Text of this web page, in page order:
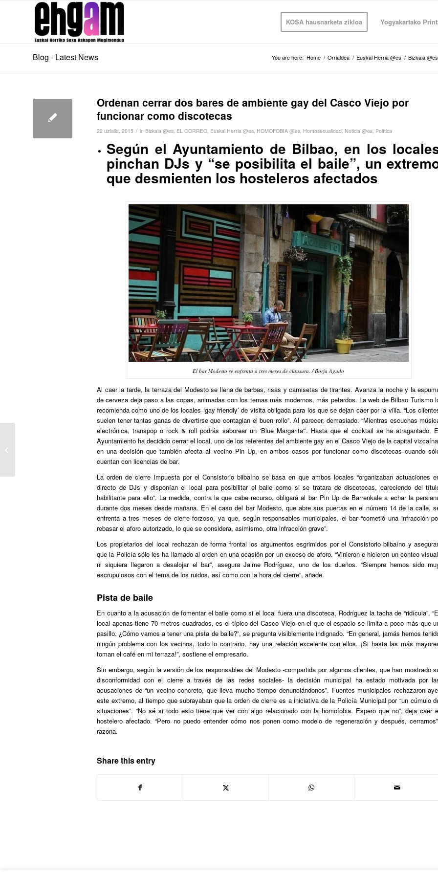
KOSA hausnarketa zikloa Yogyakartako
Blog - Latest News You are here: Home / Orrialdea / Euskal Herria @es / Bizkaia @es
Ordenan cerrar dos bares de ambiente gay del Casco Viejo por
funcionar como discotecas
22 uztaila, 2015 / in Bizkaia @es, EL CORREO, Euskal Herria @es, HOMOFOBIA @es, Homosexualidad, Noticia @es, Política
Según el Ayuntamiento de Bilbao, en los
pinchan DJs y “se posibilita el baile”, un
que desmienten los hosteleros afectados
El bar Modesto se enfrenta a tres meses de clausura. / Borja Agudo
Al caer la tarde, la terraza del Modesto se llena de barbas, risas y camisetas de tirantes. Avanza la noche y la
de cerveza deja paso a las copas, animadas con los temas más modernos, más petardos. La web de Bilbao Turismo
recomienda como uno de los locales ‘gay friendly’ de visita obligada para los que se dejan caer por la villa. “Los
suelen tener tantas ganas de divertirse que contagian el buen rollo”. Al parecer, demasiado. “Mientras escuchas
electrónica, transpop o rock & roll podrás saborear un ‘Blue Margarita'”. Hasta que el cocktail se ha atragantado.
Ayuntamiento ha decidido cerrar el local, uno de los referentes del ambiente gay en el Casco Viejo de la capital
en una decisión que también afecta al vecino Pin Up, en ambos casos por funcionar como discotecas cuando
cuentan con licencias de bar.
La orden de cierre impuesta por el Consistorio bilbaíno se basa en que ambos locales “organizaban actuaciones
directo de DJs y disponían el local para posibilitar el baile como si se tratara de discotecas, careciendo del
habilitante para ello”. La medida, contra la que cabe recurso, obligará al bar Pin Up de Barrenkale a echar la
durante dos meses desde mañana. En el caso del bar Modesto, que abre sus puertas en el número 14 de la calle,
enfrenta a tres meses de cierre forzoso, ya que, según responsables municipales, el bar “cometió una infracción
rebasar el aforo autorizado, lo que se considera, asimismo, otra infracción grave”.
Los propietarios del local rechazan de forma frontal los argumentos esgrimidos por el Consistorio bilbaíno y
que la Policía sólo les ha llamado al orden en una ocasión por un exceso de aforo. “Vinieron e hicieron un conteo
ni siquiera llegaron a desalojar el bar”, asegura Jaime Rodríguez, uno de los dueños. “Siempre hemos sido
escrupulosos con el tema de los ruidos, así como con la hora del cierre”, añade.
Pista de baile
En cuanto a la acusación de fomentar el baile como si el local fuera una discoteca, Rodríguez la tacha de “ridícula”.
local apenas tiene 70 metros cuadrados, es el típico del Casco Viejo en el que el espacio se limita a poco más que
pasillo. ¿Cómo vamos a tener una pista de baile?”, se pregunta visiblemente indignado. “En general, jamás hemos
ningún problema con los vecinos, todo lo contrario, hay una relación excelente con ellos. ¡Si hasta las más
toman el café en mi terraza!”, sostiene el empresario.
Sin embargo, según la versión de los responsables del Modesto -compartida por algunos clientes, que han mostrado
disconformidad con el cierre a través de las redes sociales- la decisión municipal ha estado motivada por
acusaciones de “un vecino concreto, que lleva mucho tiempo denunciándonos”. Fuentes municipales rechazaron
este extremo, al tiempo que subrayaban que la orden de cierre es a iniciativa de la Policía Municipal por “un cúmulo
situaciones”. “No sé si todo esto tiene que ver con algo relacionado con la homofobia. Espero que no”, deja caer
hostelero afectado. “Pero no puedo entender cómo nos ponen como modelo de regeneración y después,
razona.
Share this entry
Gasteiz sale a la calle contra la